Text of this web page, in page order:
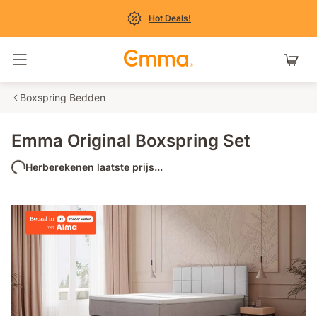
Hot Deals!
Navigatie in- en uitschakelen
Boxspring Bedden
Emma Original Boxspring Set
Herberekenen laatste prijs...